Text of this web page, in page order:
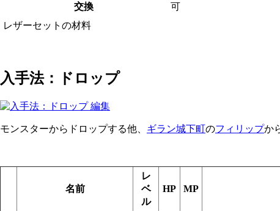
交換
可
レザーセットの材料
入手法：ドロップ
モンスターからドロップする他、 ギラン城下町のフィリップか
名前
レ
ベ
ル
HP MP